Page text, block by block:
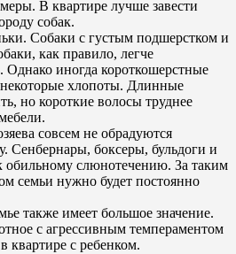
В квартире лучше завести
собак.
Собаки с густым подшерстком и
как правило, легче
Однако иногда короткошерстные
хлопоты. Длинные
но короткие волосы труднее
совсем не обрадуются
Сенбернары, боксеры, бульдоги и
слюнотечению. За таким
семьи нужно будет постоянно
также имеет большое значение.
с агрессивным темпераментом
квартире с ребенком.